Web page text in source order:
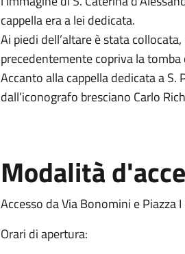
cappella era a lei dedicata.
Ai piedi dell’altare è stata
precedentemente copriva la
Accanto alla cappella dedicata a S.
dall’iconografo bresciano Carlo
Modalità
Accesso da Via Bonomini e Piazza
Orari di apertura: